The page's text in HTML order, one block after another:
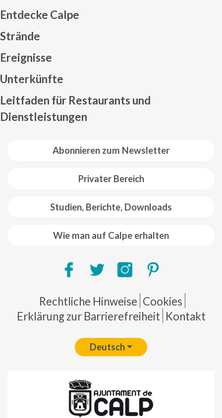
Abonnieren zum Newsletter
Privater Bereich
Studien, Berichte, Downloads
Wie man auf Calpe erhalten
Entdecke Calpe
Strände
Ereignisse
Unterkünfte
Leitfaden für Restaurants und
Dienstleistungen
Pie de página
Rechtliche Hinweise Cookies
Erklärung zur Barrierefreiheit Kontakt
Deutsch